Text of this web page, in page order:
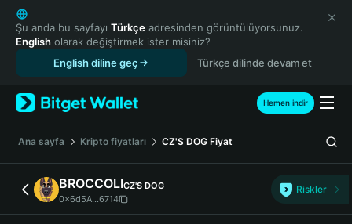
English
日本語
Tiếng Việt
Español (Latinoamérica)
Türkçe
Français
Deutsch
简体中文
繁體中文
Português (Portugal)
Şu anda bu sayfayı Türkçe adresinden görüntülüyorsunuz.
English olarak değiştirmek ister misiniz?
English diline geç
Türkçe dilinde devam et
Hemen indir
Ana sayfa Kripto fiyatları CZ'S DOG Fiyat
BROCCOLICZ'S DOG
0x6d5A...6714
Riskler